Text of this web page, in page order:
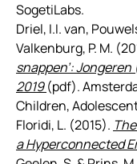
SogetiLabs.
Driel, I.I. van,
Valkenburg, P. M.
snappen’:
2019(pdf).
Children,
Floridi, L. (2015).
a Hyperconnected